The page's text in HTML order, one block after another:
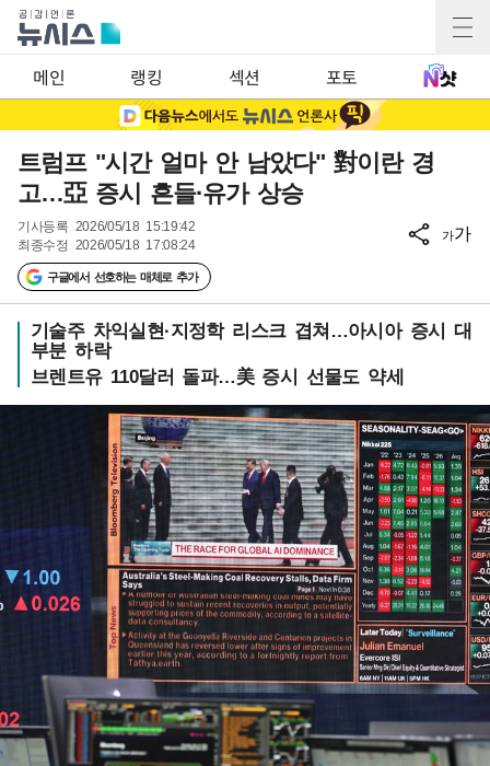
메인 랭킹 섹션 포토
트럼프 "시간 얼마 안 남았다" 對이란 경
고…亞 증시 흔들·유가 상승
기사등록 2026/05/18 15:19:42
최종수정 2026/05/18 17:08:24
구글에서 선호하는 매체로 추가
가가
기술주 차익실현·지정학 리스크 겹쳐…아시아 증시 대
부분 하락
브렌트유 110달러 돌파…美 증시 선물도 약세